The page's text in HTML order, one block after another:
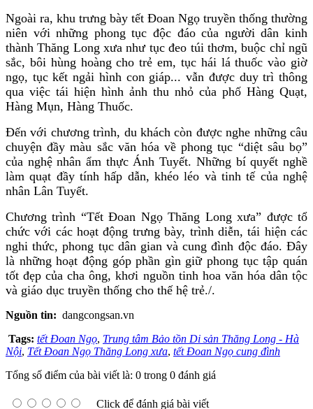
Ngoài ra, khu trưng bày tết Đoan Ngọ truyền thống thường
niên với những phong tục độc đáo của người dân kinh
thành Thăng Long xưa như tục đeo túi thơm, buộc chỉ ngũ
sắc, bôi hùng hoàng cho trẻ em, tục hái lá thuốc vào giờ
ngọ, tục kết ngải hình con giáp... vẫn được duy trì thông
qua việc tái hiện hình ảnh thu nhỏ của phố Hàng Quạt,
Hàng Mụn, Hàng Thuốc.
Đến với chương trình, du khách còn được nghe những câu
chuyện đầy màu sắc văn hóa về phong tục “diệt sâu bọ”
của nghệ nhân ẩm thực Ánh Tuyết. Những bí quyết nghề
làm quạt đầy tính hấp dẫn, khéo léo và tinh tế của nghệ
nhân Lân Tuyết.
Chương trình “Tết Đoan Ngọ Thăng Long xưa” được tổ
chức với các hoạt động trưng bày, trình diễn, tái hiện các
nghi thức, phong tục dân gian và cung đình độc đáo. Đây
là những hoạt động góp phần gìn giữ phong tục tập quán
tốt đẹp của cha ông, khơi nguồn tinh hoa văn hóa dân tộc
và giáo dục truyền thống cho thế hệ trẻ./.
Nguồn tin: dangcongsan.vn
Tags: tết Đoan Ngọ, Trung tâm Bảo tồn Di sản Thăng Long - Hà
Nội, Tết Đoan Ngọ Thăng Long xưa, tết Đoan Ngọ cung đình
Tổng số điểm của bài viết là: 0 trong 0 đánh giá
Click để đánh giá bài viết